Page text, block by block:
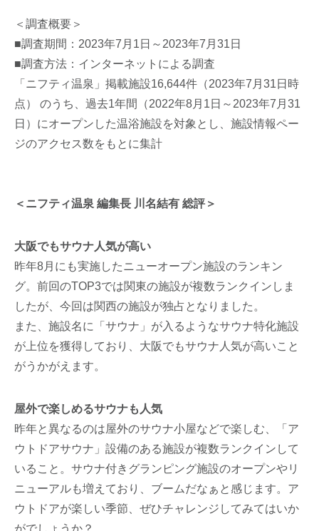
＜調査概要＞
■調査期間：2023年7月1日～2023年7月31日
■調査方法：インターネットによる調査
「ニフティ温泉」掲載施設16,644件（2023年7月31日時
点） のうち、過去1年間（2022年8月1日～2023年7月31
日）にオープンした温浴施設を対象とし、施設情報ペー
ジのアクセス数をもとに集計
＜ニフティ温泉 編集長 川名結有 総評＞
大阪でもサウナ人気が高い
昨年8月にも実施したニューオープン施設のランキン
グ。前回のTOP3では関東の施設が複数ランクインしま
したが、今回は関西の施設が独占となりました。
また、施設名に「サウナ」が入るようなサウナ特化施設
が上位を獲得しており、大阪でもサウナ人気が高いこと
がうかがえます。
屋外で楽しめるサウナも人気
昨年と異なるのは屋外のサウナ小屋などで楽しむ、「ア
ウトドアサウナ」設備のある施設が複数ランクインして
いること。サウナ付きグランピング施設のオープンやリ
ニューアルも増えており、ブームだなぁと感じます。ア
ウトドアが楽しい季節、ぜひチャレンジしてみてはいか